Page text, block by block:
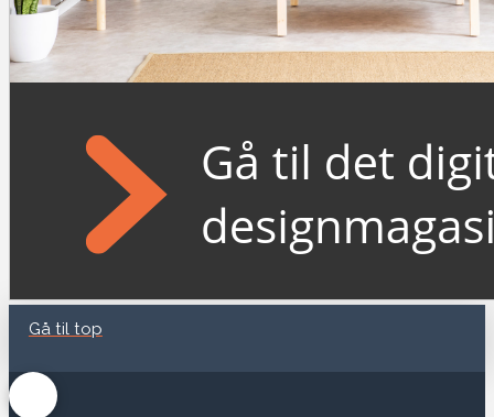
Gå til top